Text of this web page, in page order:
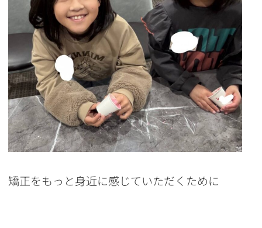
矯正をもっと身近に感じていただくために